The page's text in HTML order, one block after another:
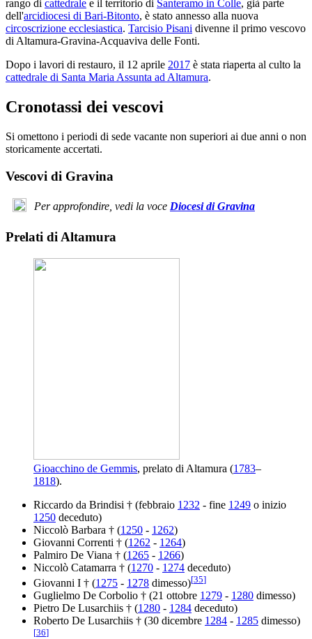
rango di cattedrale e il territorio di Santeramo in Colle, già parte
dell'arcidiocesi di Bari-Bitonto, è stato annesso alla nuova
circoscrizione ecclesiastica. Tarcisio Pisani divenne il primo vescovo
di Altamura-Gravina-Acquaviva delle Fonti.
Dopo i lavori di restauro, il 12 aprile 2017 è stata riaperta al culto la
cattedrale di Santa Maria Assunta ad Altamura.
Cronotassi dei vescovi
Si omettono i periodi di sede vacante non superiori ai due anni o non
storicamente accertati.
Vescovi di Gravina
Per approfondire, vedi la voce Diocesi di Gravina
Prelati di Altamura
Gioacchino de Gemmis, prelato di Altamura (1783–
1818).
Riccardo da Brindisi † (febbraio 1232 - fine 1249 o inizio
1250 deceduto)
Niccolò Barbara † (1250 - 1262)
Giovanni Correnti † (1262 - 1264)
Palmiro De Viana † (1265 - 1266)
Niccolò Catamarra † (1270 - 1274 deceduto)
Giovanni I † (1275 - 1278 dimesso)[35]
Guglielmo De Corbolio † (21 ottobre 1279 - 1280 dimesso)
Pietro De Lusarchiis † (1280 - 1284 deceduto)
Roberto De Lusarchiis † (30 dicembre 1284 - 1285 dimesso)
[36]